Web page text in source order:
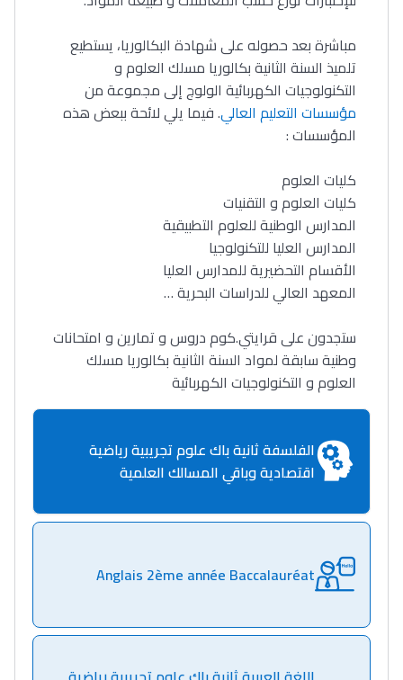
مباشرة بعد حصوله على شهادة البكالوريا، يستطيع
تلميذ السنة الثانية بكالوريا مسلك العلوم و
التكنولوجيات الكهربائية الولوج إلى مجموعة من
مؤسسات التعليم العالي. فيما يلي لائحة ببعض هذه
المؤسسات :
كليات العلوم
كليات العلوم و التقنيات
المدارس الوطنية للعلوم التطبيقية
المدارس العليا للتكنولوجيا
الأقسام التحضيرية للمدارس العليا
المعهد العالي للدراسات البحرية …
ستجدون على قرايتي.كوم دروس و تمارين و امتحانات
وطنية سابقة لمواد السنة الثانية بكالوريا مسلك
العلوم و التكنولوجيات الكهربائية
الفلسفة ثانية باك علوم تجريبية رياضية
اقتصادية وباقي المسالك العلمية
Anglais 2ème année Baccalauréat